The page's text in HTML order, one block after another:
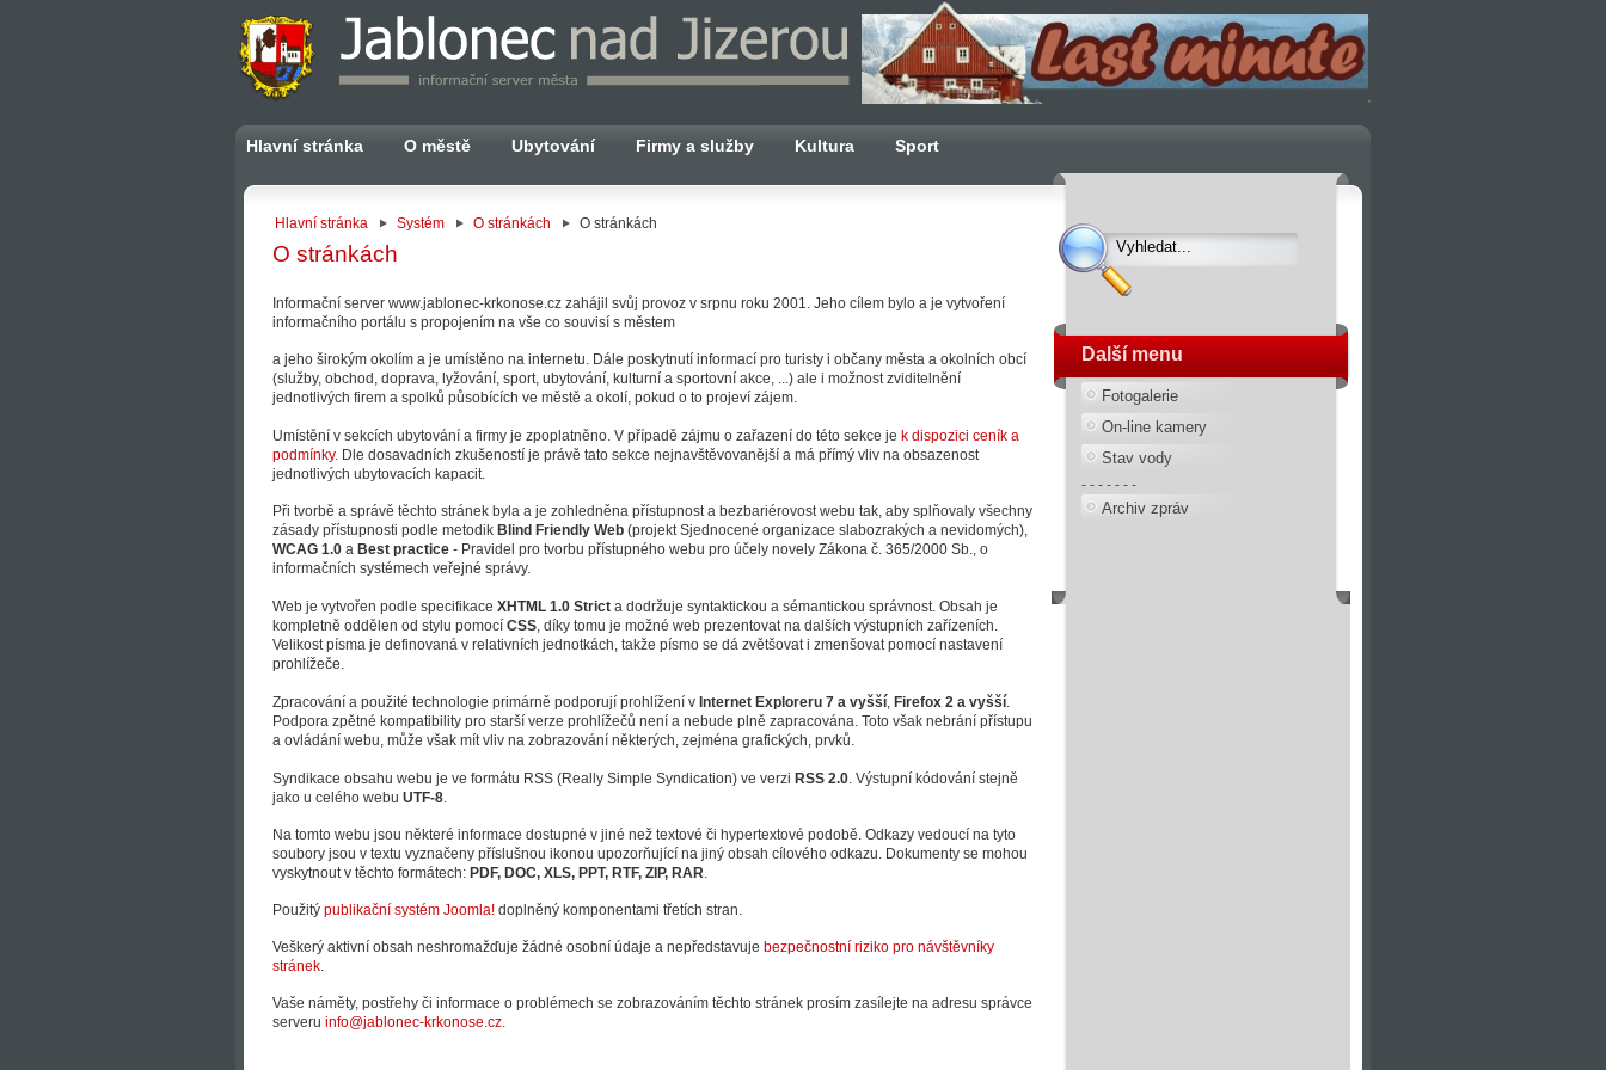
Hlavní stránka O městě Ubytování Firmy a služby Kultura Sport
Hlavní stránka Systém O stránkách O stránkách
O stránkách
Informační server www.jablonec-krkonose.cz zahájil svůj provoz v srpnu roku 2001. Jeho cílem bylo a je vytvoření
informačního portálu s propojením na vše co souvisí s městem
a jeho širokým okolím a je umístěno na internetu. Dále poskytnutí informací pro turisty i občany města a okolních obcí
(služby, obchod, doprava, lyžování, sport, ubytování, kulturní a sportovní akce, ...) ale i možnost zviditelnění
jednotlivých firem a spolků působících ve městě a okolí, pokud o to projeví zájem.
Umístění v sekcích ubytování a firmy je zpoplatněno. V případě zájmu o zařazení do této sekce je k dispozici ceník a
podmínky. Dle dosavadních zkušeností je právě tato sekce nejnavštěvovanější a má přímý vliv na obsazenost
jednotlivých ubytovacích kapacit.
Při tvorbě a správě těchto stránek byla a je zohledněna přístupnost a bezbariérovost webu tak, aby splňovaly všechny
zásady přístupnosti podle metodik Blind Friendly Web (projekt Sjednocené organizace slabozrakých a nevidomých),
WCAG 1.0 a Best practice - Pravidel pro tvorbu přístupného webu pro účely novely Zákona č. 365/2000 Sb., o
informačních systémech veřejné správy.
Web je vytvořen podle specifikace XHTML 1.0 Strict a dodržuje syntaktickou a sémantickou správnost. Obsah je
kompletně oddělen od stylu pomocí CSS, díky tomu je možné web prezentovat na dalších výstupních zařízeních.
Velikost písma je definovaná v relativních jednotkách, takže písmo se dá zvětšovat i zmenšovat pomocí nastavení
prohlížeče.
Zpracování a použité technologie primárně podporují prohlížení v Internet Exploreru 7 a vyšší, Firefox 2 a vyšší.
Podpora zpětné kompatibility pro starší verze prohlížečů není a nebude plně zapracována. Toto však nebrání přístupu
a ovládání webu, může však mít vliv na zobrazování některých, zejména grafických, prvků.
Syndikace obsahu webu je ve formátu RSS (Really Simple Syndication) ve verzi RSS 2.0. Výstupní kódování stejně
jako u celého webu UTF-8.
Na tomto webu jsou některé informace dostupné v jiné než textové či hypertextové podobě. Odkazy vedoucí na tyto
soubory jsou v textu vyznačeny příslušnou ikonou upozorňující na jiný obsah cílového odkazu. Dokumenty se mohou
vyskytnout v těchto formátech: PDF, DOC, XLS, PPT, RTF, ZIP, RAR.
Použitý publikační systém Joomla! doplněný komponentami třetích stran.
Veškerý aktivní obsah neshromažďuje žádné osobní údaje a nepředstavuje bezpečnostní riziko pro návštěvníky
stránek.
Vaše náměty, postřehy či informace o problémech se zobrazováním těchto stránek prosím zasílejte na adresu správce
serveru info@jablonec-krkonose.cz.
Další menu
Fotogalerie
On-line kamery
Stav vody
- - - - - - -
Archiv zpráv